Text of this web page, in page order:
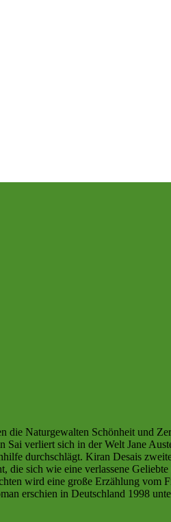
die Naturgewalten Schönheit und
verliert sich in der Welt Jane
durchschlägt. Kiran Desais
sich wie eine verlassene
wird eine große Erzählung vom
erschien in Deutschland 1998